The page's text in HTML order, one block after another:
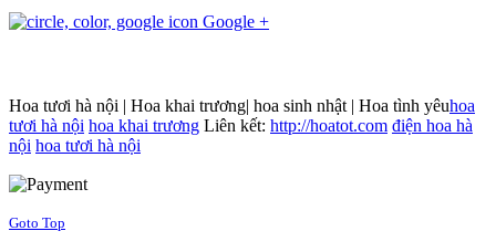
Google +
Hoa tươi hà nội | Hoa khai trương| hoa sinh nhật | Hoa tình yêuhoa
tươi hà nội hoa khai trương Liên kết: http://hoatot.com điện hoa hà
nội hoa tươi hà nội
Goto Top